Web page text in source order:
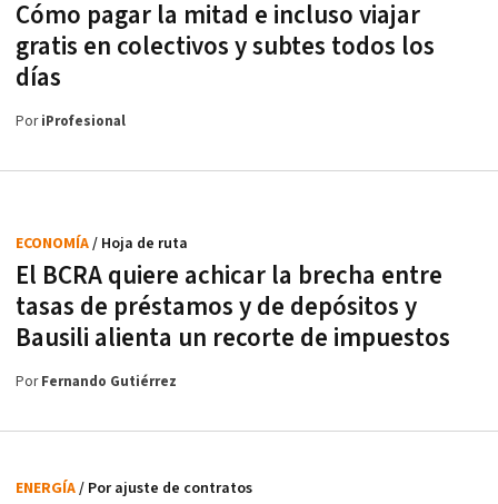
Cómo pagar la mitad e incluso viajar
gratis en colectivos y subtes todos los
días
PoriProfesional
El BCRA quiere achicar la brecha entre
tasas de préstamos y de depósitos y
Bausili alienta un recorte de impuestos
ECONOMÍA/ Hoja de ruta
PorFernando Gutiérrez
ENERGÍA/ Por ajuste de contratos